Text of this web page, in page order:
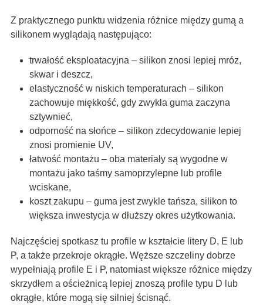
Z praktycznego punktu widzenia różnice między gumą a
silikonem wyglądają następująco:
trwałość eksploatacyjna – silikon znosi lepiej mróz,
skwar i deszcz,
elastyczność w niskich temperaturach – silikon
zachowuje miękkość, gdy zwykła guma zaczyna
sztywnieć,
odporność na słońce – silikon zdecydowanie lepiej
znosi promienie UV,
łatwość montażu – oba materiały są wygodne w
montażu jako taśmy samoprzylepne lub profile
wciskane,
koszt zakupu – guma jest zwykle tańsza, silikon to
większa inwestycja w dłuższy okres użytkowania.
Najczęściej spotkasz tu profile w kształcie litery D, E lub
P, a także przekroje okrągłe. Węższe szczeliny dobrze
wypełniają profile E i P, natomiast większe różnice między
skrzydłem a ościeżnicą lepiej znoszą profile typu D lub
okrągłe, które mogą się silniej ścisnąć.